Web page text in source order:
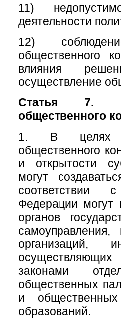
11)
деятельности
12)
общественного
влияния
осуществление
Статья 7.
общественного
1. В целях
общественного
и открытости
могут
соответствии
Федерации могут
органов
организаций,
законами
общественных
и
образований.